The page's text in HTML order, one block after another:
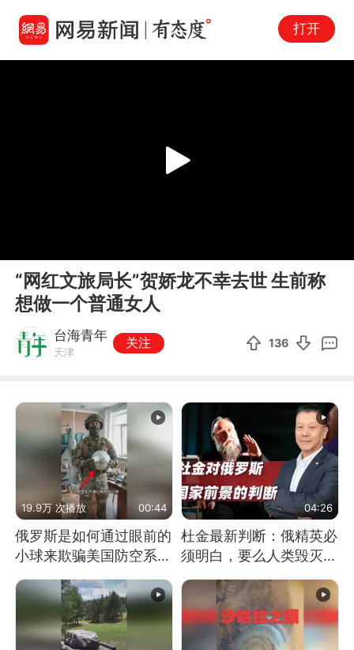
打开
Play
“网红文旅局长”贺娇龙不幸去世 生前称
想做一个普通女人
台海青年
天津
关注 136
19.9万 次播放 00:44
俄罗斯是如何通过眼前的
小球来欺骗美国防空系统
的
04:26
杜金最新判断：俄精英必
须明白，要么人类毁灭，
要么俄毁灭